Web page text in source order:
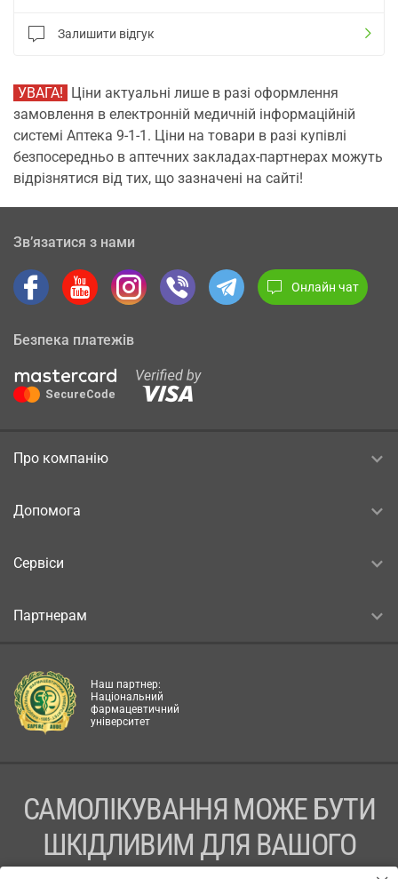
Залишити відгук
УВАГА! Ціни актуальні лише в разі оформлення
замовлення в електронній медичній інформаційній
системі Аптека 9-1-1. Ціни на товари в разі купівлі
безпосередньо в аптечних закладах-партнерах можуть
відрізнятися від тих, що зазначені на сайті!
Зв’язатися з нами
Онлайн чат
Безпека платежів
Про компанію
Допомога
Сервіси
Партнерам
Наш партнер:
Національний
фармацевтичний
університет
САМОЛІКУВАННЯ МОЖЕ БУТИ
ШКІДЛИВИМ ДЛЯ ВАШОГО